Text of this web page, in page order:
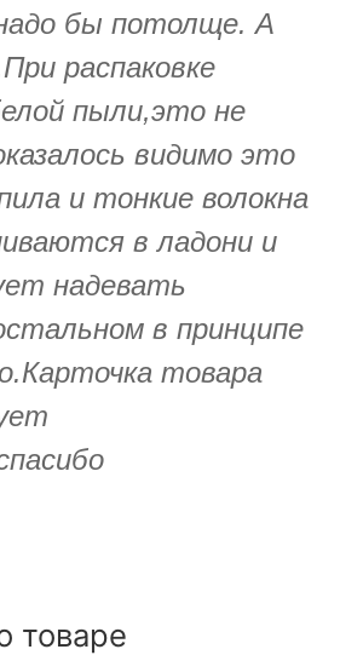
бы потолще. А
распаковке
пыли,это не
видимо это
и тонкие волокна
в ладони и
надевать
в принципе
товара
товаре